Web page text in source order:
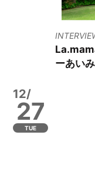
ーあい
12/
27
TUE